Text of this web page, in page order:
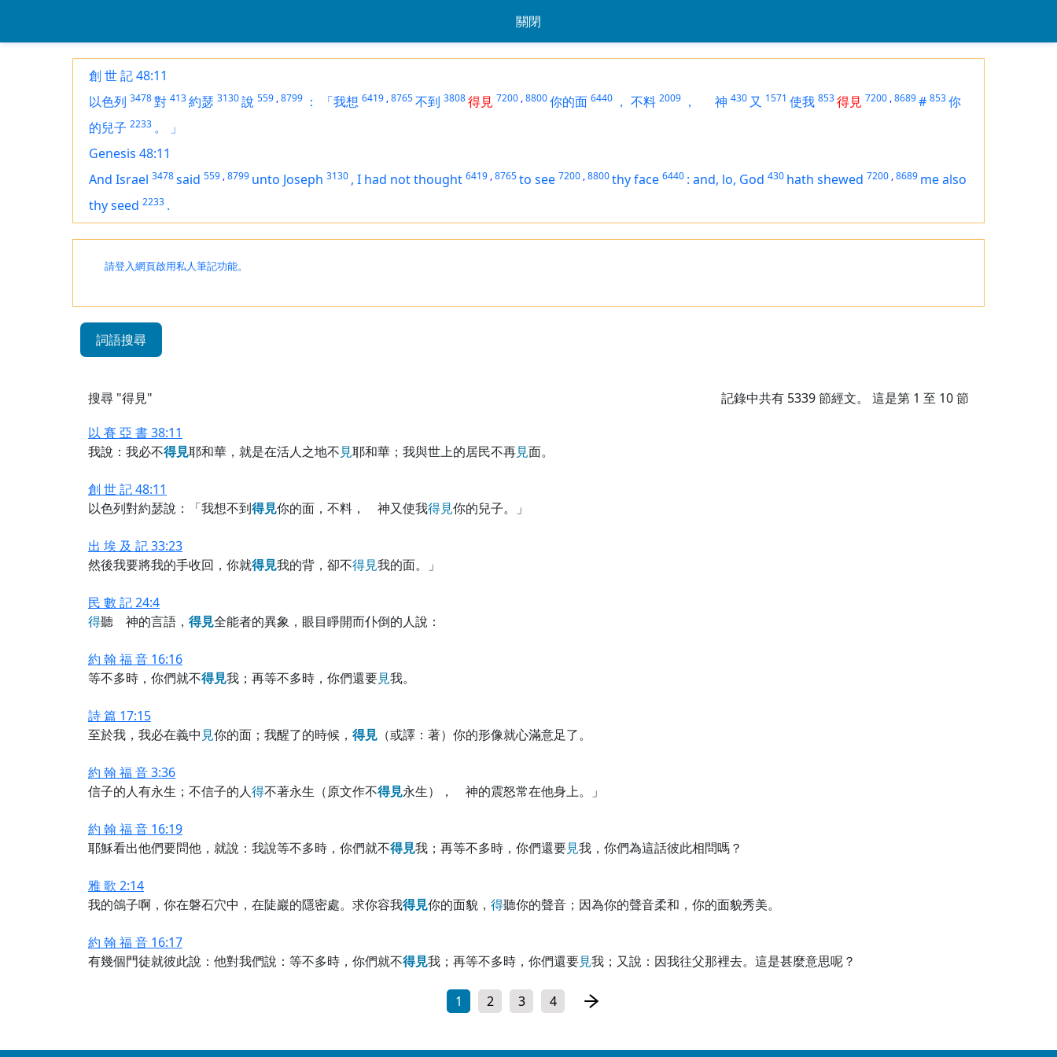
關閉
創 世 記 48:11
以色列 3478對 413約瑟 3130說 559 ,8799 ： 「我想 6419 ,8765不到 3808得見 7200 ,8800你的面 6440 ， 不料 2009 ， 神 430 又 1571 使我 853得見 7200 ,8689# 853你
的兒子 2233 。
」
Genesis 48:11
And Israel 3478said 559 ,8799 unto Joseph 3130 , I had not thought 6419 ,8765to see 7200 ,8800thy face 6440 : and, lo, God 430 hath shewed 7200 ,8689 me also
thy seed 2233 .
請登入網頁啟用私人筆記功能。
詞語搜尋
搜尋 "得見" 記錄中共有 5339節經文。 這是第 1 至 10 節
以 賽 亞 書 38:11
我說：我必不得見耶和華，就是在活人之地不見耶和華；我與世上的居民不再見面。
創 世 記 48:11
以色列對約瑟說：「我想不到得見你的面，不料， 神又使我得見你的兒子。」
出 埃 及 記 33:23
然後我要將我的手收回，你就得見我的背，卻不得見我的面。」
民 數 記 24:4
得聽 神的言語， 得見全能者的異象，眼目睜開而仆倒的人說：
約 翰 福 音 16:16
等不多時，你們就不得見我；再等不多時，你們還要見我。
詩 篇 17:15
至於我，我必在義中 見你的面；我醒了的時候， 得見 （或譯：著）你的形像就心滿意足了。
約 翰 福 音 3:36
信子的人有永生；不信子的人得不著永生（原文作不得見永生）， 神的震怒常在他身上。」
約 翰 福 音 16:19
耶穌看出他們要問他，就說：我說等不多時，你們就不得見我；再等不多時，你們還要見我，你們為這話彼此相問嗎？
雅 歌 2:14
我的鴿子啊，你在磐石穴中，在陡巖的隱密處。求你容我得見你的面貌， 得聽你的聲音；因為你的聲音柔和，你的面貌秀美。
約 翰 福 音 16:17
有幾個門徒就彼此說：他對我們說：等不多時，你們就不得見我；再等不多時，你們還要見我；又說：因我往父那裡去。這是甚麼意思呢？
1 2 3 4